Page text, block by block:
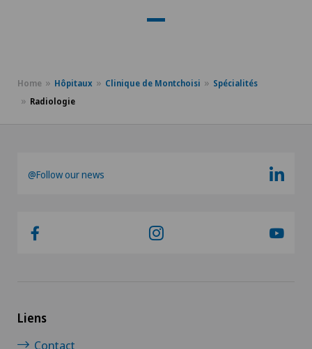
Home Hôpitaux Clinique de Montchoisi
Spécialités
Radiologie
@Follow our news
Liens
Contact